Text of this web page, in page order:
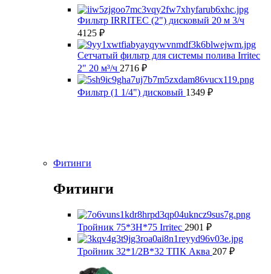
Фильтр IRRITEC (2") дисковый 20 м 3/ч
4125 ₽
Сетчатый фильтр для системы полива Irritec
2" 20 м³/ч 2716 ₽
Фильтр (1 1/4") дисковый 1349 ₽
Фитинги
Фитинги
Тройник 75*3Н*75 Irritec 2901 ₽
Тройник 32*1/2В*32 ТПК Аква 207 ₽